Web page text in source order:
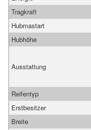
Tragkraft
Hubmastart
Hubhöhe
Ausstattung
Reifentyp
Erstbesitzer
Breite